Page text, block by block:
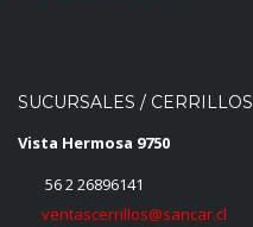
SUCURSALES / CERRILLOS
Vista Hermosa 9750
56 2 26896141
ventascerrillos@sancar.cl